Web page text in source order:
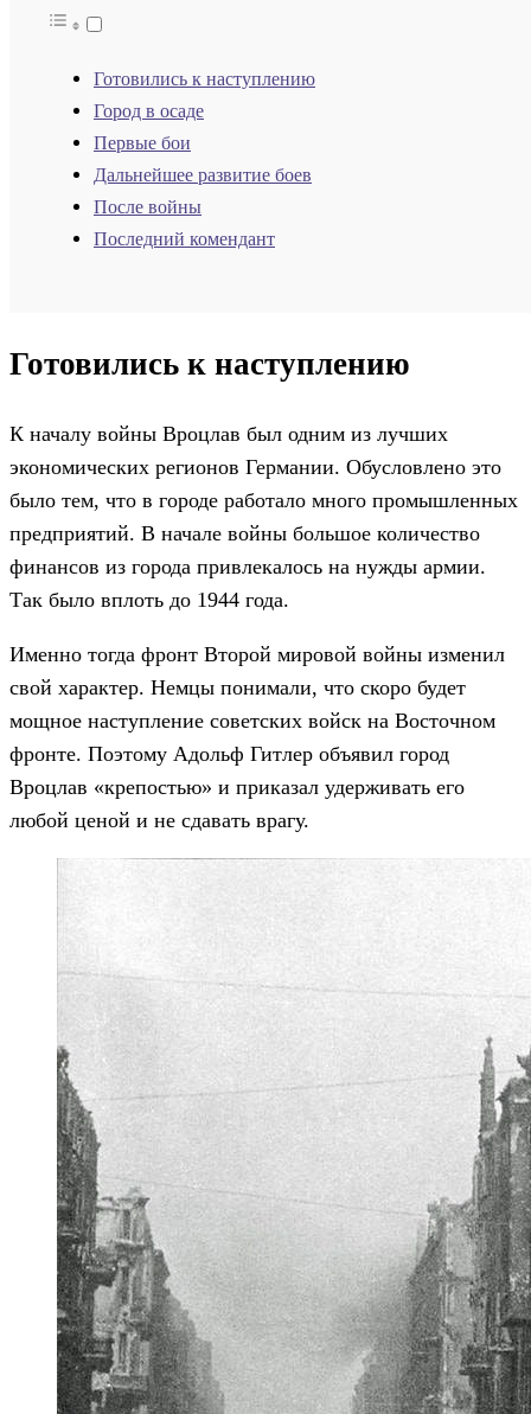
Готовились к наступлению
Город в осаде
Первые бои
Дальнейшее развитие боев
После войны
Последний комендант
Готовились к наступлению
К началу войны Вроцлав был одним из лучших
экономических регионов Германии. Обусловлено это
было тем, что в городе работало много промышленных
предприятий. В начале войны большое количество
финансов из города привлекалось на нужды армии.
Так было вплоть до 1944 года.
Именно тогда фронт Второй мировой войны изменил
свой характер. Немцы понимали, что скоро будет
мощное наступление советских войск на Восточном
фронте. Поэтому Адольф Гитлер объявил город
Вроцлав «крепостью» и приказал удерживать его
любой ценой и не сдавать врагу.